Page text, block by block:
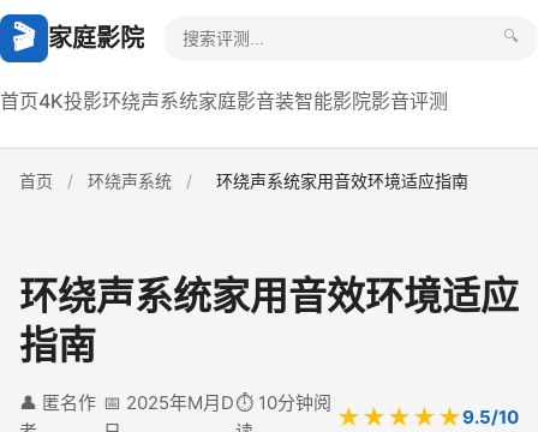
🎬 家庭影院
首页4K投影环绕声系统家庭影音装智能影院影音评测
🔍
首页 / 环绕声系统 / 环绕声系统家用音效环境适应指南
环绕声系统家用音效环境适应
指南
👤 匿名作 📅 2025年M月D⏱️ 10分钟阅
★★★★★9.5/10